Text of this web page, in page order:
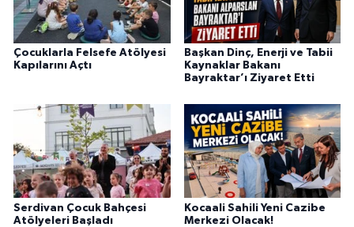
Çocuklarla Felsefe Atölyesi
Kapılarını Açtı
Başkan Dinç, Enerji ve Tabii
Kaynaklar Bakanı
Bayraktar’ı Ziyaret Etti
Serdivan Çocuk Bahçesi
Atölyeleri Başladı
Kocaali Sahili Yeni Cazibe
Merkezi Olacak!